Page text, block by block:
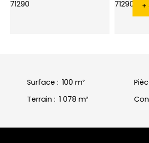
+
Surface : 100 m²
Terrain : 1 078 m²